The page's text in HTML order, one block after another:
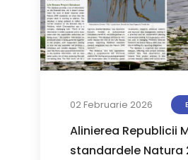
02 Februarie 2026
Alinierea Republicii
standardele Natura